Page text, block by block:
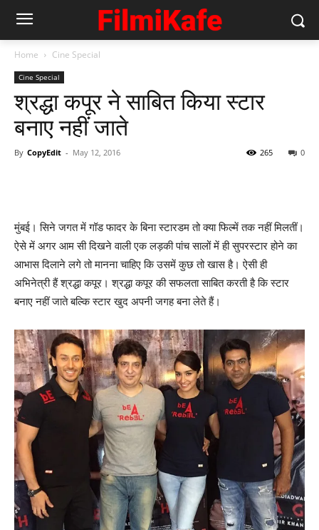
Home Cine Special
Cine Special
श्रद्धा कपूर ने साबित किया स्‍टार
बनाए नहीं जाते
By CopyEdit - May 12, 2016 0
265
मुंबई। सिने जगत में गॉड फादर के बिना स्टारडम तो क्या फिल्में तक नहीं मिलतीं।
ऐसे में अगर आम सी दिखने वाली एक लड़की पांच सालों में ही सुपरस्टार होने का
आभास दिलाने लगे तो मानना चाहिए कि उसमें कुछ तो खास है। ऐसी ही
अभिनेत्री हैं श्रद्धा कपूर। श्रद्धा कपूर की सफलता साबित करती है कि स्टार
बनाए नहीं जाते बल्कि स्‍टार खुद अपनी जगह बना लेते हैं।